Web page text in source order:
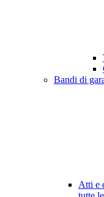
Bandi di
Atti e